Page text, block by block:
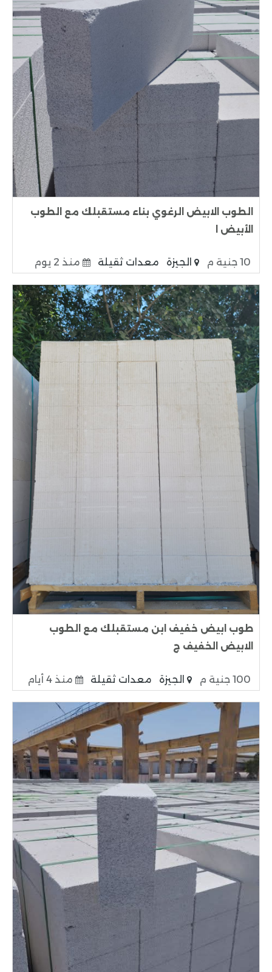
الطوب الابيض الرغوي بناء مستقبلك مع الطوب
الأبيض ا
10 جنية م الجيزة معدات ثقيلة منذ 2 يوم
طوب ابيض خفيف ابن مستقبلك مع الطوب
الابيض الخفيف ج
100 جنية م الجيزة معدات ثقيلة منذ 4 أيام